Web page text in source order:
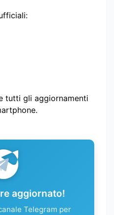
tutti gli aggiornamenti
aggiornato!
Telegram per